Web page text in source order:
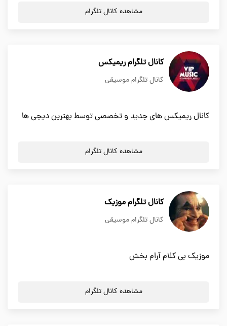
مشاهده کانال تلگرام
کانال تلگرام ریمیکس
کانال تلگرام موسیقی
کانال ریمیکس های جدید و تخصصی توسط بهترین دیجی ها
مشاهده کانال تلگرام
کانال تلگرام موزیک
کانال تلگرام موسیقی
موزیک بی کلام آرام بخش
مشاهده کانال تلگرام